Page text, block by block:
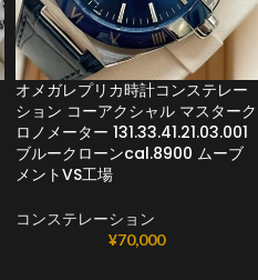
オメガレプリカ時計コンステレー
ション コーアクシャル マスターク
ロノメーター 131.33.41.21.03.001
ブルークローンcal.8900 ムーブ
メントVS工場
コンステレーション
¥70,000